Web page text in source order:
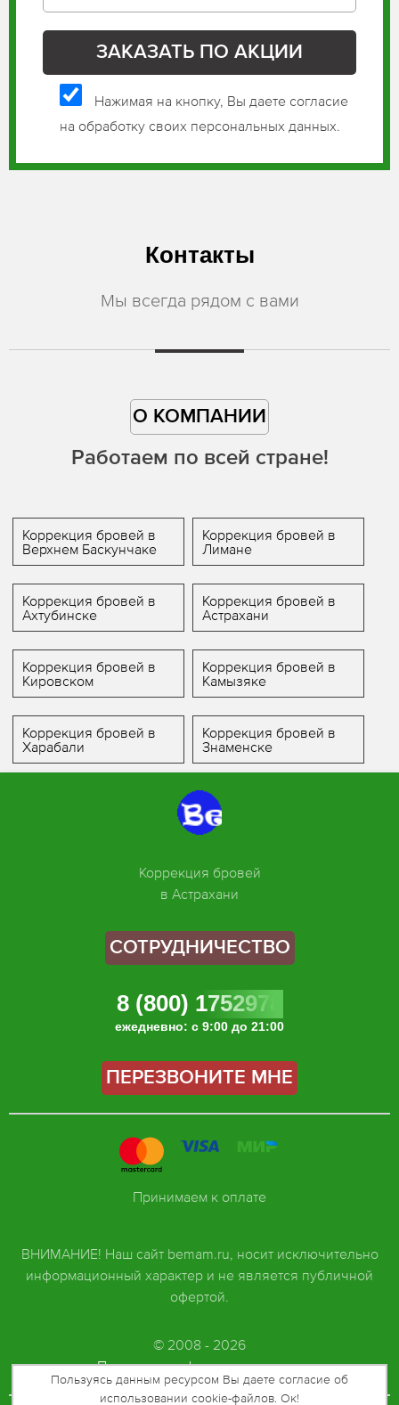
Нажимая на кнопку, Вы даете согласие
на обработку своих персональных данных.
Контакты
Мы всегда рядом с вами
О КОМПАНИИ
Работаем по всей стране!
Коррекция бровей в
Верхнем Баскунчаке
Коррекция бровей в
Лимане
Коррекция бровей в
Ахтубинске
Коррекция бровей в
Астрахани
Коррекция бровей в
Кировском
Коррекция бровей в
Камызяке
Коррекция бровей в
Харабали
Коррекция бровей в
Знаменске
Коррекция бровей
в Астрахани
СОТРУДНИЧЕСТВО
8 (800) 1752978
ежедневно: с 9:00 до 21:00
ПЕРЕЗВОНИТЕ МНЕ
ВНИМАНИЕ! Наш сайт bemam.ru, носит исключительно
информационный характер и не является публичной
офертой.
© 2008 - 2026
Политика конфиденциальности
Принимаем к оплате
Пользуясь данным ресурсом Вы даете согласие об
использовании cookie-файлов. Ок!